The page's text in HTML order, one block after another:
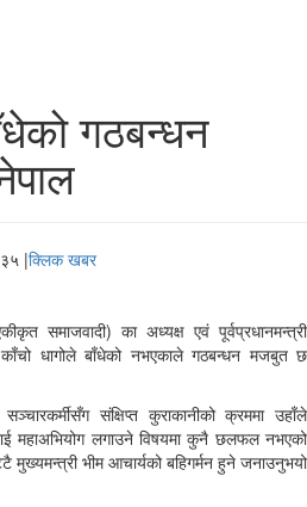
गठबन्धन
|क्लिक खबर
समाजवादी) का अध्यक्ष एवं पूर्वप्रधानमन्त्री
काँचो धागोले बाँधेको नभएकाले गठबन्धन मजबुत छ
संक्षिप्त कुराकानीको क्रममा उहाँले
महाअभियोग लगाउने विषयमा कुनै छलफल नभएको
भीम आचार्यको बहिगर्मन हुने जनाउनुभयो